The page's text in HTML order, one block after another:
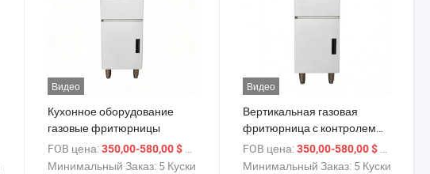
Видео
Кухонное оборудование
газовые фритюрницы
FOB цена: 350,00-580,00 $
Минимальный Заказ: 5 Куски
Видео
Вертикальная газовая
фритюрница с контролем
температуры
FOB цена: 350,00-580,00 $
Минимальный Заказ: 5 Куски